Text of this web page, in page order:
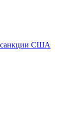
санкции США